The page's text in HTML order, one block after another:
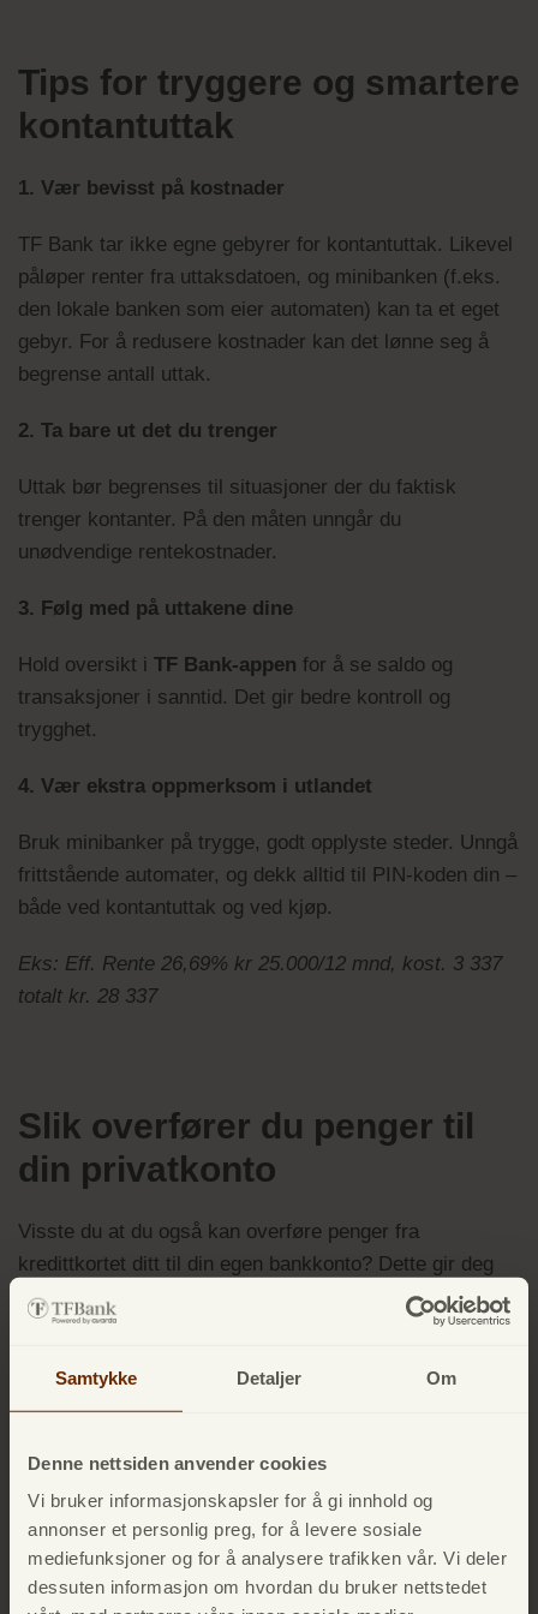
Samtykke Detaljer Om
Denne nettsiden anvender cookies
Vi bruker informasjonskapsler for å gi innhold og
annonser et personlig preg, for å levere sosiale
mediefunksjoner og for å analysere trafikken vår. Vi deler
dessuten informasjon om hvordan du bruker nettstedet
Tips for tryggere og smartere
kontantuttak
1. Vær bevisst på kostnader
TF Bank tar ikke egne gebyrer for kontantuttak. Likevel
påløper renter fra uttaksdatoen, og minibanken (f.eks.
den lokale banken som eier automaten) kan ta et eget
gebyr. For å redusere kostnader kan det lønne seg å
begrense antall uttak.
2. Ta bare ut det du trenger
Uttak bør begrenses til situasjoner der du faktisk
trenger kontanter. På den måten unngår du
unødvendige rentekostnader.
3. Følg med på uttakene dine
Hold oversikt i TF Bank-appen for å se saldo og
transaksjoner i sanntid. Det gir bedre kontroll og
trygghet.
4. Vær ekstra oppmerksom i utlandet
Bruk minibanker på trygge, godt opplyste steder. Unngå
frittstående automater, og dekk alltid til PIN-koden din –
både ved kontantuttak og ved kjøp.
Eks: Eff. Rente 26,69% kr 25.000/12 mnd, kost. 3 337
totalt kr. 28 337
Slik overfører du penger til
din privatkonto
Visste du at du også kan overføre penger fra
kredittkortet ditt til din egen bankkonto? Dette gir deg
ekstra fleksibilitet når du har behov for rask tilgang til
penger.
For å overføre penger går du til
«Overføring til
privatkonto»påMinSide
overføringen er gjennomført.
Vær oppmerksom på at overføring til privatkonto har et
gebyr på 250 kroner, som legges til beløpet du